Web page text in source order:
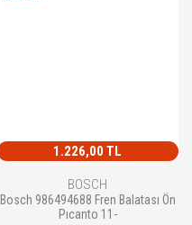
1.226,00 TL
BOSCH
Bosch 986494688 Fren Balatası Ön
Pıcanto 11-